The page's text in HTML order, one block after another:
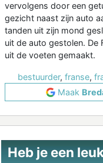
vervolgens door een
gezicht naast zijn auto
tanden uit zijn mond
uit de auto gestolen. De
uit de voeten gemaakt.
bestuurder, franse,
Maak
Heb je een